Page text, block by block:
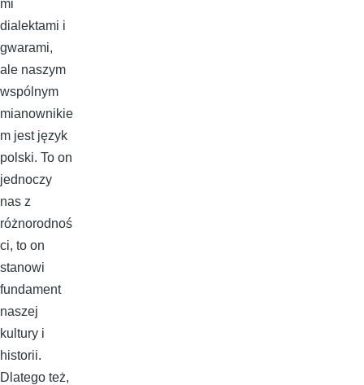
mi
dialektami i
gwarami,
ale naszym
wspólnym
mianownikie
m jest język
polski. To on
jednoczy
nas z
różnorodnoś
ci, to on
stanowi
fundament
naszej
kultury i
historii.
Dlatego też,